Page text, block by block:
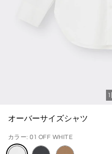
1
オーバーサイズシャツ
カラー: 01 OFF WHITE